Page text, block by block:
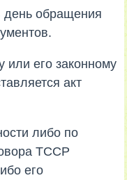
обращения
его законному
акт
либо по
ТССР
его